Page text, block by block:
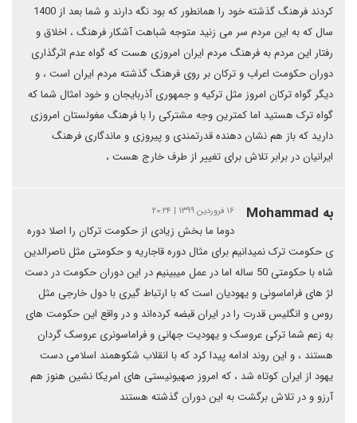
کردند فرهنگ گذشته خود را همانطور که بود نگه دارند و شما بعد از 1400
سال که به این مردم سر می زنید متوجه شباهت آشکار فرهنگ ، اخلاق و
رفتار این مردم به فرهنگ مردم ایران امروزی هست که گواه عدم اثرگذاری
دوران حکومت اعراب و ترکان بر روی فرهنگ گذشته مردم ایران است ، و
دیگر گواه ترکان امروز مثل ترکیه و جمهوری آذربایجان و خود امثال شما که
گواه ترک هستید اما کمترین وجه مشترکی را با فرهنگ مغولستان امروزی
دارید که باز هم نشان دهنده قدرتمندی و پیروزی و ماندگاری فرهنگ
ایرانیان در برابر تلاش برای تغییر از طرف خارج هست ،
به Mohammad ۱۶ فروردین ۱۳۹۹ | ۲۰:۲۴
دوما ما بخش زیادی از حکومت ترکان را اصلا دوره
ی حکومت ترک نمیدانیم برای مثال دوره قاجاریه و حکومتی مثل ناصرالدین
شاه با حکومتی 50 ساله اما در عمل میبینیم در این دوران حکومت در دست
لژ های فراماسونی و یهودیان است که با ارتباط گیری با دول خارجی مثل
روس و انگلیس قدرت را در ایران قبضه کرده‌اند و در واقع این حکومت های
به زعم شما ترکی عروسک و یهودیت جهانی و فراماسونری عروسک گردان
هستند ، و این روند ادامه پیدا کرد که با انقلاب شکوهمند اسلامی دست
یهود از ایران کوتاه شد ، که امروز صهیونیستی های امریکا نشین هنوز هم
آرزو و در تلاش برگشت به این دوران گذشته هستند